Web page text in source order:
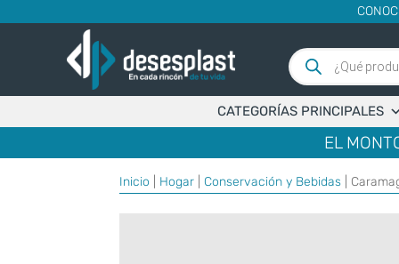
Búsqueda
de
productos
CATEGORÍAS PRINCIPALES
EL
Inicio Hogar Conservación y Bebidas |